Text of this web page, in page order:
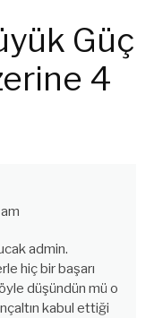
Güç
4
admin.
hiç bir başarı
düşündün mü o
kabul ettiği